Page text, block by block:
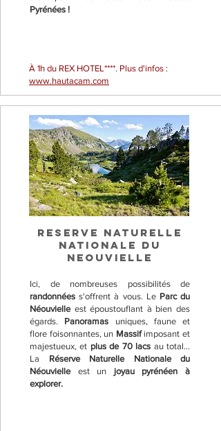
Pyrénées !
À 1h du REX HOTEL****. Plus d'infos :
www.hautacam.com
RESERVE NATURELLE
NATIONALE DU
NEOUVIELLE
Ici, de nombreuses possibilités de
randonnéess'offrent à vous. Le Parc du
Néouvielleest époustouflant à bien des
égards. Panoramas uniques, faune et
flore foisonnantes, un Massif imposant et
majestueux, et plus de 70 lacs au total...
La Réserve Naturelle Nationale du
Néouvielleest un joyau pyrénéen à
explorer.